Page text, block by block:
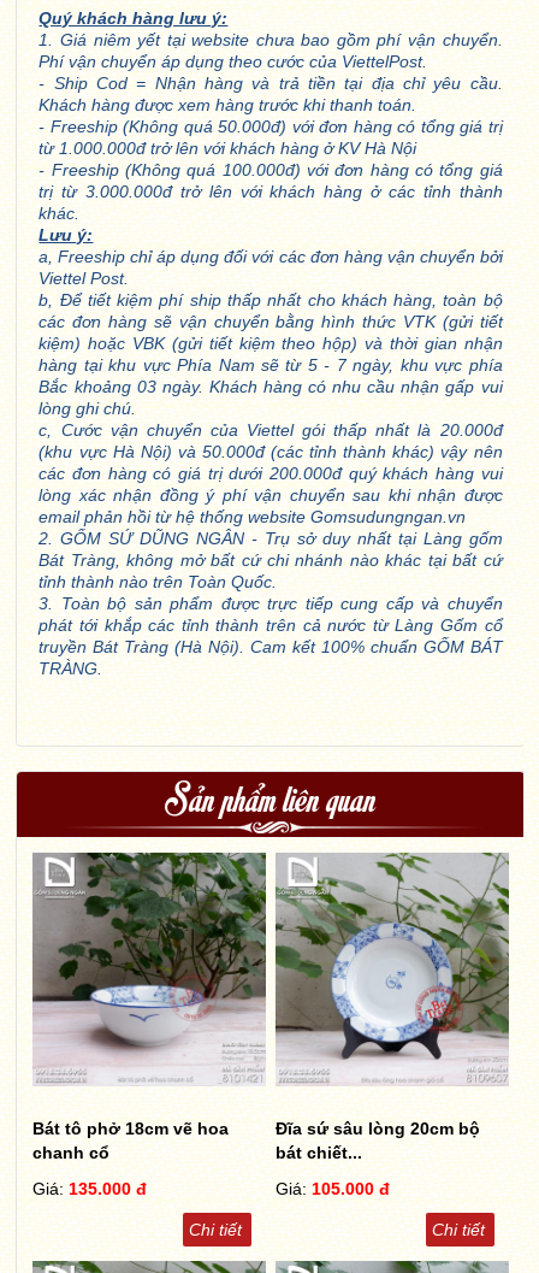
Quý khách hàng lưu ý:
1. Giá niêm yết tại website chưa bao gồm phí vận chuyển.
Phí vận chuyển áp dụng theo cước của ViettelPost.
- Ship Cod = Nhận hàng và trả tiền tại địa chỉ yêu cầu.
Khách hàng được xem hàng trước khi thanh toán.
- Freeship (Không quá 50.000đ) với đơn hàng có tổng giá trị
từ 1.000.000đ trở lên với khách hàng ở KV Hà Nội
- Freeship (Không quá 100.000đ) với đơn hàng có tổng giá
trị từ 3.000.000đ trở lên với khách hàng ở các tỉnh thành
khác.
Lưu ý:
a, Freeship chỉ áp dụng đối với các đơn hàng vận chuyển bởi
Viettel Post.
b, Để tiết kiệm phí ship thấp nhất cho khách hàng, toàn bộ
các đơn hàng sẽ vận chuyển bằng hình thức VTK (gửi tiết
kiệm) hoặc VBK (gửi tiết kiệm theo hộp) và thời gian nhận
hàng tại khu vực Phía Nam sẽ từ 5 - 7 ngày, khu vực phía
Bắc khoảng 03 ngày. Khách hàng có nhu cầu nhận gấp vui
lòng ghi chú.
c, Cước vận chuyển của Viettel gói thấp nhất là 20.000đ
(khu vực Hà Nội) và 50.000đ (các tỉnh thành khác) vậy nên
các đơn hàng có giá trị dưới 200.000đ quý khách hàng vui
lòng xác nhận đồng ý phí vận chuyển sau khi nhận được
email phản hồi từ hệ thống website Gomsudungngan.vn
2. GỐM SỨ DŨNG NGÂN - Trụ sở duy nhất tại Làng gốm
Bát Tràng, không mở bất cứ chi nhánh nào khác tại bất cứ
tỉnh thành nào trên Toàn Quốc.
3. Toàn bộ sản phẩm được trực tiếp cung cấp và chuyển
phát tới khắp các tỉnh thành trên cả nước từ Làng Gốm cổ
truyền Bát Tràng (Hà Nội). Cam kết 100% chuẩn GỐM BÁT
TRÀNG.
Sản phẩm liên quan
Bát tô phở 18cm vẽ hoa
chanh cổ
Giá:135.000 đ
Chi tiết
Đĩa sứ sâu lòng 20cm bộ
bát chiết...
Giá: 105.000 đ
Chi tiết